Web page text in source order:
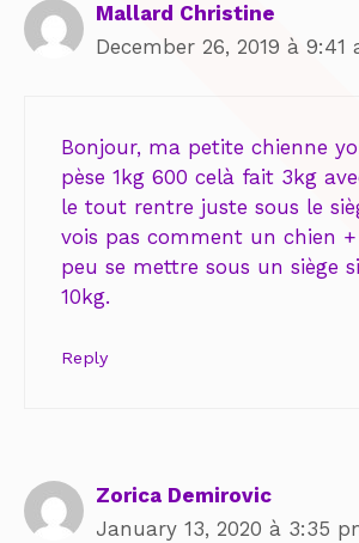
Mallard Christine
December 26, 2019 à 9:41
Bonjour, ma petite chienne
pèse 1kg 600 celà fait 3kg
le tout rentre juste sous le
vois pas comment un chien
peu se mettre sous un siège
10kg.
Reply
Zorica Demirovic
January 13, 2020 à 3:35